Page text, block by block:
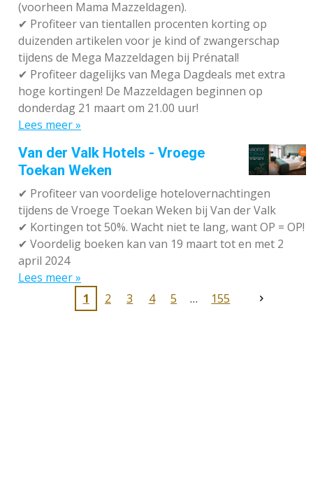
(voorheen Mama Mazzeldagen).
✔ Profiteer van tientallen procenten korting op
duizenden artikelen voor je kind of zwangerschap
tijdens de Mega Mazzeldagen bij Prénatal!
✔ Profiteer dagelijks van Mega Dagdeals met extra
hoge kortingen! De Mazzeldagen beginnen op
donderdag 21 maart om 21.00 uur!
Lees meer »
Van der Valk Hotels - Vroege
Toekan Weken
✔ Profiteer van voordelige hotelovernachtingen
tijdens de Vroege Toekan Weken bij Van der Valk
✔ Kortingen tot 50%. Wacht niet te lang, want OP = OP!
✔ Voordelig boeken kan van 19 maart tot en met 2
april 2024
Lees meer »
1
2 3 4 5 155